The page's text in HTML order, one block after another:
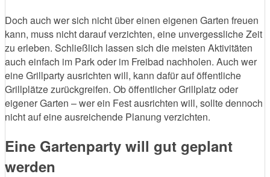
Doch auch wer sich nicht über einen eigenen Garten freuen
kann, muss nicht darauf verzichten, eine unvergessliche Zeit
zu erleben. Schließlich lassen sich die meisten Aktivitäten
auch einfach im Park oder im Freibad nachholen. Auch wer
eine Grillparty ausrichten will, kann dafür auf öffentliche
Grillplätze zurückgreifen. Ob öffentlicher Grillplatz oder
eigener Garten – wer ein Fest ausrichten will, sollte dennoch
nicht auf eine ausreichende Planung verzichten.
Eine Gartenparty will gut geplant
werden